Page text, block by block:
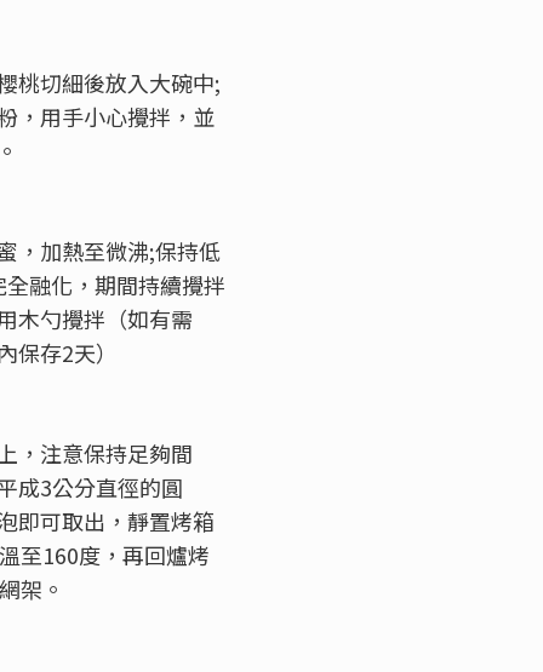
桃切細後放入大碗中;
，用手小心攪拌，並
，加熱至微沸;保持低
融化，期間持續攪拌
木勺攪拌（如有需
保存2天）
，注意保持足夠間
成3公分直徑的圓
即可取出，靜置烤箱
至160度，再回爐烤
架。